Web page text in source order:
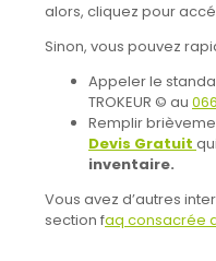
alors, cliquez pour
Sinon, vous pouvez
Appeler le
TROKEUR © au
Remplir
Devis Gratuit
inventaire.
Vous avez d’autres
section faq consacrée